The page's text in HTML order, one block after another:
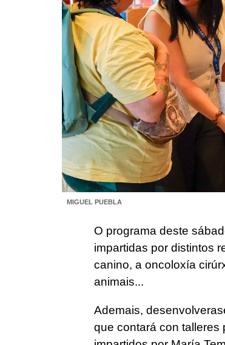
MIGUEL PUEBLA
O programa deste
impartidas por distintos
canino, a oncoloxía
animais...
Ademais,
que contará con talleres